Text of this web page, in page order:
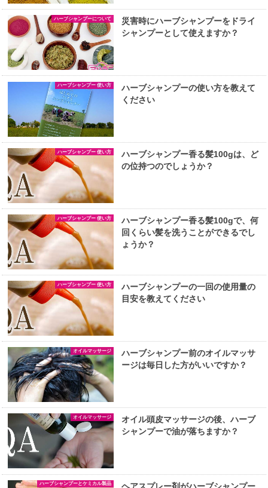
ハーブシャンプーについて
災害時にハーブシャンプーをドライ
シャンプーとして使えますか？
ハーブシャンプー 使い方
ハーブシャンプーの使い方を教えて
ください
ハーブシャンプー 使い方
ハーブシャンプー香る髪100gは、ど
の位持つのでしょうか？
ハーブシャンプー 使い方
ハーブシャンプー香る髪100gで、何
回くらい髪を洗うことができるでし
ょうか？
ハーブシャンプー 使い方
ハーブシャンプーの一回の使用量の
目安を教えてください
オイルマッサージ
ハーブシャンプー前のオイルマッサ
ージは毎日した方がいいですか？
オイルマッサージ
オイル頭皮マッサージの後、ハーブ
シャンプーで油が落ちますか？
ハーブシャンプーとケミカル製品 ヘアスプレー剤がハーブシャンプー